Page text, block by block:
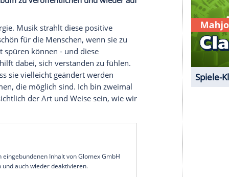
acht Jahren auf den Markt. Warum liegt so viel
& the Scorpion"?
Album zu schreiben - insbesondere dann, wenn
SameSun" war ich erst einmal zwei Jahre auf
Platte zu schreiben. Den ersten Song schrieb
eine Fülle an weiterem Material, aber